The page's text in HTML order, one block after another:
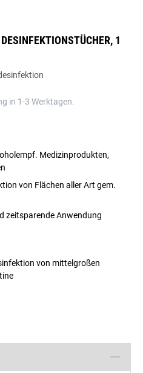
1
in 1-3 Werktagen.
Medizinprodukten,
von Flächen aller Art gem.
zeitsparende Anwendung
von mittelgroßen